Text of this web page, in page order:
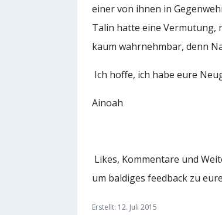
einer von ihnen in
Talin hatte eine Vermutung,
kaum wahrnehmbar, denn
Ich hoffe, ich habe eure
Ainoah
Likes, Kommentare und
um baldiges feedback zu
Erstellt: 12. Juli 2015